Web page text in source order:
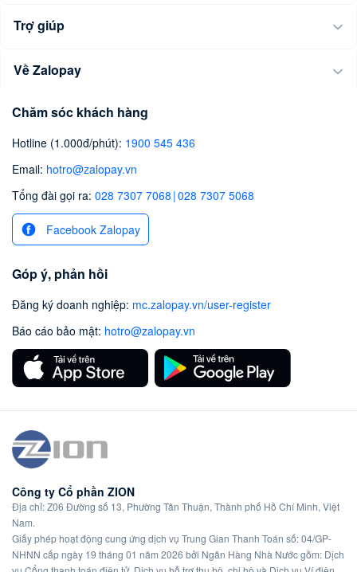
Trợ giúp
Về Zalopay
Chăm sóc khách hàng
Hotline (1.000đ/phút): 1900 545 436
Email: hotro@zalopay.vn
Tổng đài gọi ra: 028 7307 7068 |028 7307 5068
Facebook Zalopay
Góp ý, phản hồi
Đăng ký doanh nghiệp: mc.zalopay.vn/user-register
Báo cáo bảo mật: hotro@zalopay.vn
Công ty Cổ phần ZION
Địa chỉ: Z06 Đường số 13, Phường Tân Thuận, Thành phố Hồ Chí Minh, Việt
Nam.
Giấy phép hoạt động cung ứng dịch vụ Trung Gian Thanh Toán số: 04/GP-
NHNN cấp ngày 19 tháng 01 năm 2026 bởi Ngân Hàng Nhà Nước gồm: Dịch